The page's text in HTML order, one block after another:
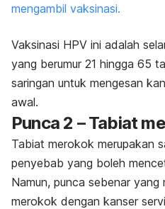
mengambil vaksinasi.
Vaksinasi HPV ini adalah
yang berumur 21 hingga 65
saringan untuk mengesan
awal.
Punca 2 – Tabiat
Tabiat merokok merupakan
penyebab yang boleh
Namun, punca sebenar
merokok dengan kanser